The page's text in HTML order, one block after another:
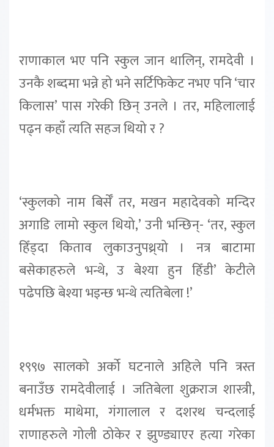
राणाकाल भए पनि स्कुल जान थालिन्, रामदेवी ।
उनकै शब्दमा भन्ने हो भने सर्टिफिकेट नभए पनि ‘चार
किलास’ पास गरेकी छिन् उनले । तर, महिलालाई
पढ्न कहाँ त्यति सहज थियो र ?
‘स्कुलको नाम बिर्सेँ तर, मखन महादेवको मन्दिर
अगाडि लामो स्कुल थियो,’ उनी भन्छिन्- ‘तर, स्कुल
हिँड्दा किताव लुकाउनुपथ्र्यो । नत्र बाटामा
बसेकाहरुले भन्थे, उ बेश्या हुन हिँडी’ केटीले
पढेपछि बेश्या भइन्छ भन्थे त्यतिबेला !’
१९९७ सालको अर्को घटनाले अहिले पनि त्रस्त
बनाउँछ रामदेवीलाई । जतिबेला शुक्रराज शास्त्री,
धर्मभक्त माथेमा, गंगालाल र दशरथ चन्दलाई
राणाहरुले गोली ठोकेर र झुण्ड्याएर हत्या गरेका